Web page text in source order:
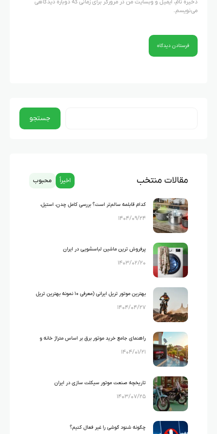
ذخیره نام، ایمیل و وبسایت من در مرورگر برای زمانی که دوباره دیدگاهی
می‌نویسم.
جستجو
مقالات منتخب اخیراً محبوب
کدام قابلمه سالم‌تر است؟ بررسی کامل چدن، استیل،
گرانیت و تفلون
۱۴۰۴/۰۹/۲۴
پرفروش ترین ماشین لباسشویی در ایران
۱۴۰۳/۰۲/۲۰
بهترین موتور تریل ایرانی (معرفی ۱۰ نمونه بهترین تریل
های ایرانی)
۱۴۰۴/۰۴/۲۷
راهنمای جامع خرید موتور برق بر اساس متراژ خانه و
لوازم خانگی
۱۴۰۴/۰۱/۲۱
تاریخچه صنعت موتور سیکلت سازی در ایران
۱۴۰۳/۰۷/۲۵
چگونه شنود گوشی را غیر فعال کنیم؟